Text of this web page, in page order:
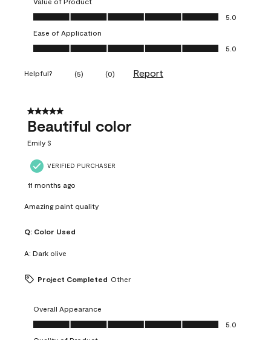
Value of Product, 5.0 out of 5
5.0
Ease of Application
Ease of Application, 5.0 out of 5
5.0
Helpful? (5) (0) Report
5 out of 5 stars.
Beautiful color
Emily S
VERIFIED PURCHASER
11 months ago
Amazing paint quality
Q: Color Used
A: Dark olive
Project Completed Other
Overall Appearance
Overall Appearance, 5.0 out of 5
5.0